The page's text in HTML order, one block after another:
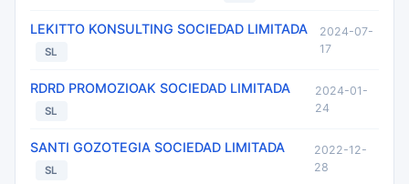
LEKITTO KONSULTING SOCIEDAD LIMITADA
SL
2024-07-
17
RDRD PROMOZIOAK SOCIEDAD LIMITADA
SL
2024-01-
24
SANTI GOZOTEGIA SOCIEDAD LIMITADA
SL
2022-12-
28